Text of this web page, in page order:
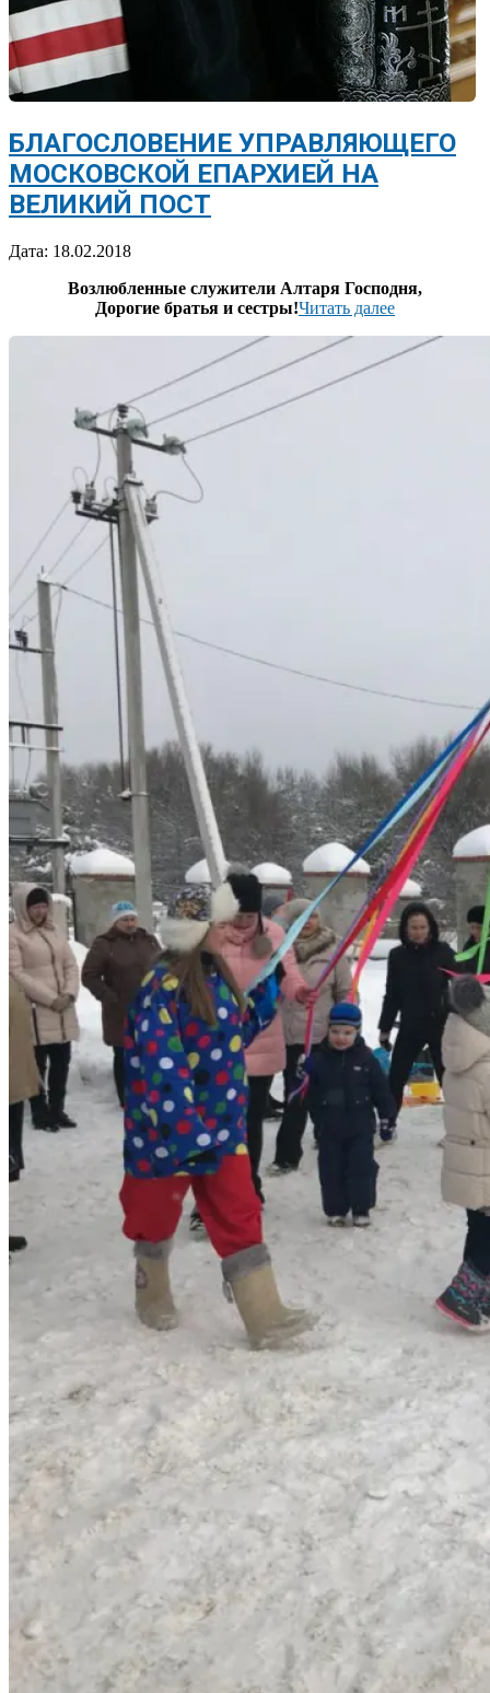
БЛАГОСЛОВЕНИЕ УПРАВЛЯЮЩЕГО
МОСКОВСКОЙ ЕПАРХИЕЙ НА
ВЕЛИКИЙ ПОСТ
2018-
Дата: 18.02.2018
Возлюбленные служители Алтаря Господня,
Дорогие братья и сестры!Читать далее